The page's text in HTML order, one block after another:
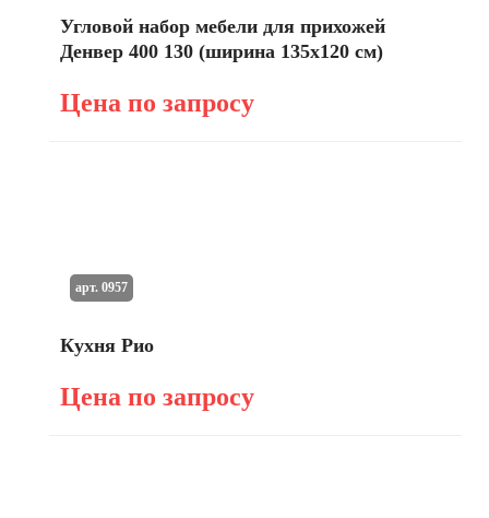
Угловой набор мебели для прихожей
Денвер 400 130 (ширина 135х120 см)
Цена по запросу
Кухня Рио
Цена по запросу
арт. 0957